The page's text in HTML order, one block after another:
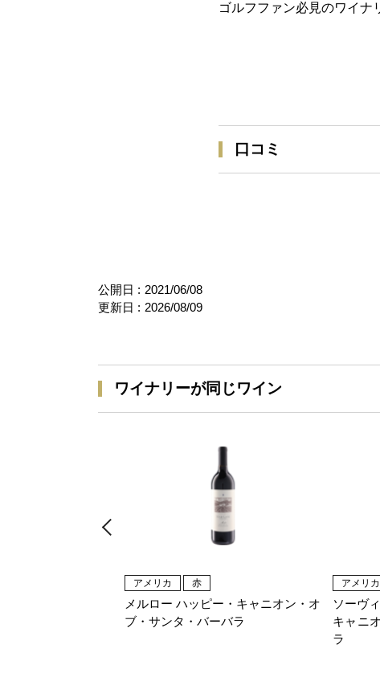
ゴルフファン必見のワイナ
口コミ
公開日 : 2021/06/08
更新日 : 2026/08/09
ワイナリーが同じワイン
アメリカ 赤
メルロー ハッピー・キャニオン・オ
ブ・サンタ・バーバラ
アメリカ
ソーヴ
キャニ
ラ